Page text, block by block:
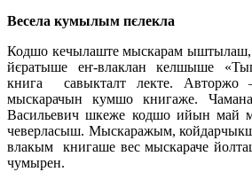
Весела кумылым пєлекла
Кодшо кечылаште мыскарам
йєратыше еҥ-влаклан келшыше
книга савыкталт лекте.
мыскарачын кумшо книгаже.
Васильевич шкеже кодшо ийын май
чеверласыш. Мыскаражым,
влакым книгаше вес мыскараче
чумырен.